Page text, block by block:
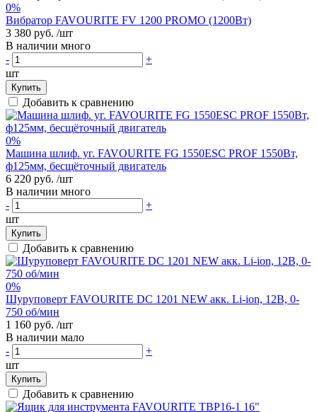
0%
Вибратор FAVOURITE FV 1200 PROMO (1200Вт)
3 380 руб. /шт
В наличии много
-
+
шт
Купить
Добавить к сравнению
0%
Машина шлиф. уг. FAVOURITE FG 1550ESC PROF 1550Вт,
ф125мм, бесщёточный двигатель
6 220 руб. /шт
В наличии много
-
+
шт
Купить
Добавить к сравнению
0%
Шуруповерт FAVOURITE DC 1201 NEW акк. Li-ion, 12В, 0-
750 об/мин
1 160 руб. /шт
В наличии мало
-
+
шт
Купить
Добавить к сравнению